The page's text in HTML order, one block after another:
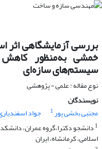
بررسی آزمایشگاهی اثر
خمشی به‌منظور
سیستم‌های سازه‌ای
نوع مقاله : علمی - پژوهشی
نویسندگان
مجتبی بخشی پور1 جواد
1 دانشجو دکترا،گروه عمران،
اسلامی، کرمانشاه، ایران